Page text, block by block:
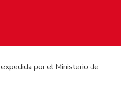
por el Ministerio de